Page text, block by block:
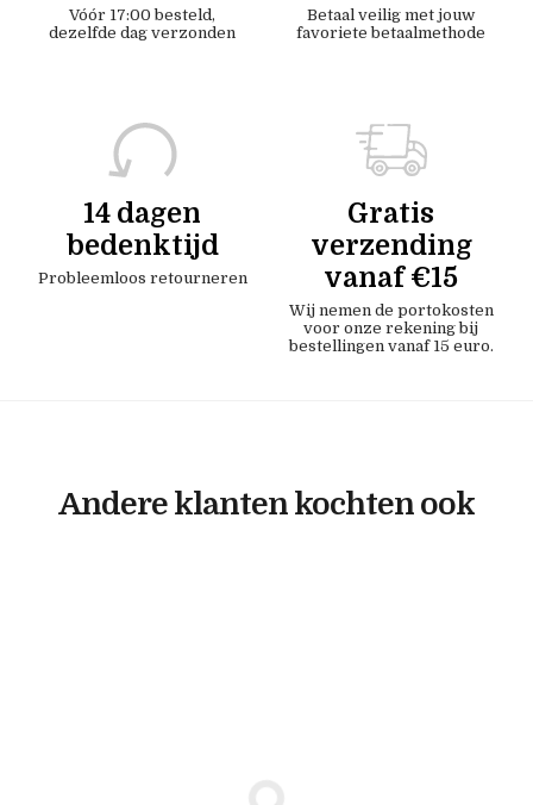
Vóór 17:00 besteld,
dezelfde dag verzonden
Betaal veilig met jouw
favoriete betaalmethode
14 dagen
bedenktijd
Probleemloos retourneren
Gratis
verzending
vanaf €15
Wij nemen de portokosten
voor onze rekening bij
bestellingen vanaf 15 euro.
Andere klanten kochten ook